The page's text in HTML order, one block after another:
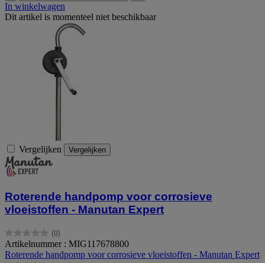
In winkelwagen
Dit artikel is momenteel niet beschikbaar
Vergelijken Vergelijken
Roterende handpomp voor corrosieve
vloeistoffen - Manutan Expert
(0)
0.0
van
de
Artikelnummer : MIG117678800
Roterende handpomp voor corrosieve vloeistoffen - Manutan Expert